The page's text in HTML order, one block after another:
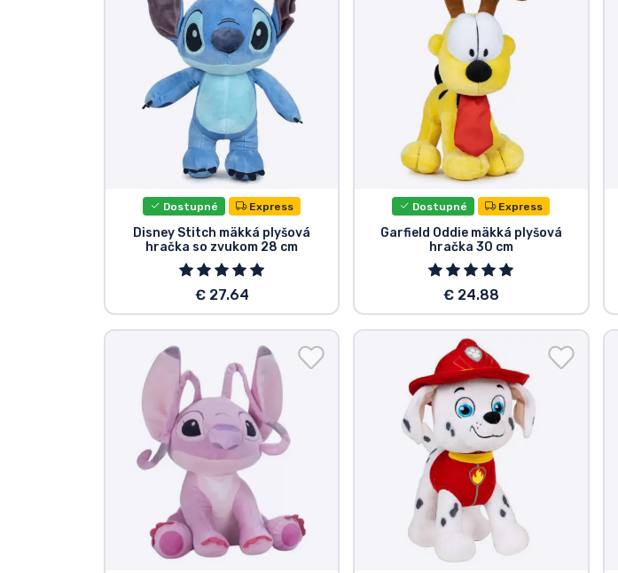
Dostupné Express
Disney Stitch mäkká plyšová
hračka so zvukom 28 cm
€ 27.64
Dostupné Express
Garfield Oddie mäkká plyšová
hračka 30 cm
€ 24.88
Zoradiť podľa športu
Zoradiť podľa hudby